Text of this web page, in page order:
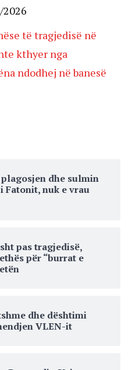
të tragjedisë në
kthyer nga
ndodhej në banesë
dhe sulmin
Fatonit, nuk e vrau
pas tragjedisë,
për “burrat e
dhe dështimi
VLEN-it